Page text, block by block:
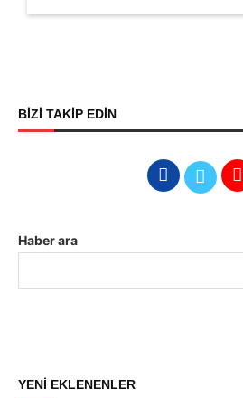
BİZİ TAKİP EDİN
Haber ara
YENİ EKLENENLER